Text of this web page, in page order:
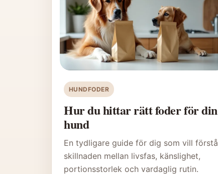
HUNDFODER
Hur du hittar rätt foder för din
hund
En tydligare guide för dig som vill förstå
skillnaden mellan livsfas, känslighet,
portionsstorlek och vardaglig rutin.